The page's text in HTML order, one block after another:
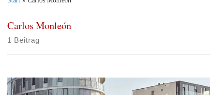
Carlos Monleón
1 Beitrag